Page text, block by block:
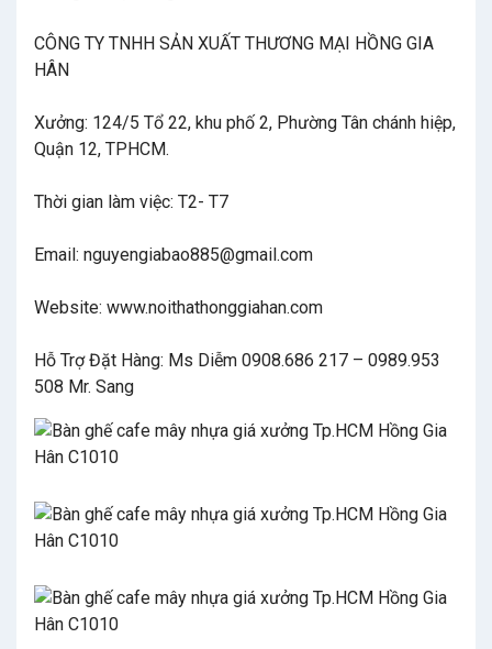
CÔNG TY TNHH SẢN XUẤT THƯƠNG MẠI HỒNG GIA
HÂN
Xưởng: 124/5 Tổ 22, khu phố 2, Phường Tân chánh hiệp,
Quận 12, TPHCM.
Thời gian làm việc: T2- T7
Email: nguyengiabao885@gmail.com
Website: www.noithathonggiahan.com
Hỗ Trợ Đặt Hàng: Ms Diễm 0908.686 217 – 0989.953
508 Mr. Sang